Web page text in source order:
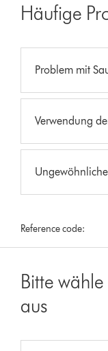
Häufige
Problem mit
Verwendung
Reference code:
Bitte
aus